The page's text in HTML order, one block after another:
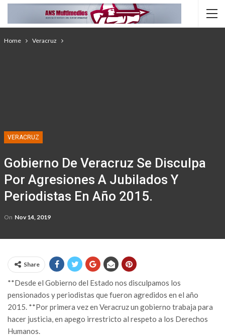
Home Veracruz
VERACRUZ
Gobierno De Veracruz Se Disculpa
Por Agresiones A Jubilados Y
Periodistas En Año 2015.
On Nov 14, 2019
Share
**Desde el Gobierno del Estado nos disculpamos los
pensionados y periodistas que fueron agredidos en el año
2015. **Por primera vez en Veracruz un gobierno trabaja para
hacer justicia, en apego irrestricto al respeto a los Derechos
Humanos.